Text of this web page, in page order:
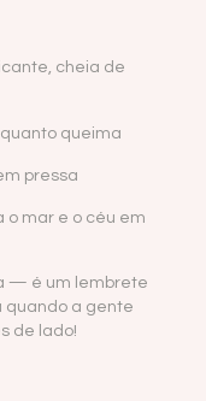
cheia de
queima
pressa
o mar e o céu em
— é um lembrete
quando a gente
de lado!